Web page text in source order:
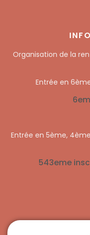
Organisation de la
Entrée en
Entrée en 5ème,
543eme